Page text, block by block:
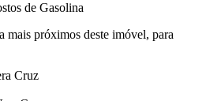
de Gasolina
mais próximos deste imóvel, para
Cruz